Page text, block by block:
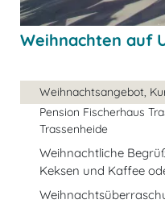
Weihnachten auf
Weihnachtsangebot,
Pension Fischerhaus
Trassenheide
Weihnachtliche
Keksen und Kaffee